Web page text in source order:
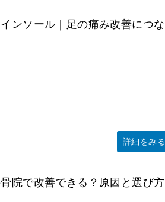
ンソール｜足の痛み改善につな
詳細をみる
院で改善できる？原因と選び方